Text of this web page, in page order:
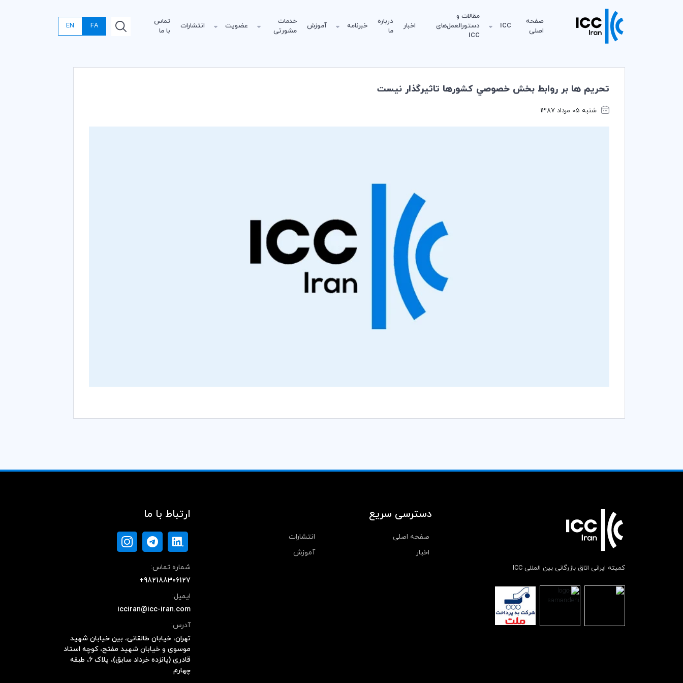
صفحه
اصلی
ICC
مقالات و
دستورالعمل‌های
ICC
اخبار
درباره
ما
خبرنامه آموزش
خدمات
مشورتی
عضویت انتشارات
تماس
با ما
FA
EN
تحريم ها بر روابط بخش خصوصي كشورها تاثيرگذار نيست
شنبه 05 مرداد 1387
کمیته ایرانی اتاق بازرگانی بین المللی ICC
دسترسی سریع
صفحه اصلی
انتشارات
اخبار
آموزش
ارتباط با ما
شماره تماس:
+982188306127
ایمیل:
icciran@icc-iran.com
آدرس:
تهران، خیابان طالقانی، بین خیابان شهید
موسوی و خیابان شهید مفتح، کوچه استاد
قادری (پانزده خرداد سابق)، پلاک ۶، طبقه
چهارم